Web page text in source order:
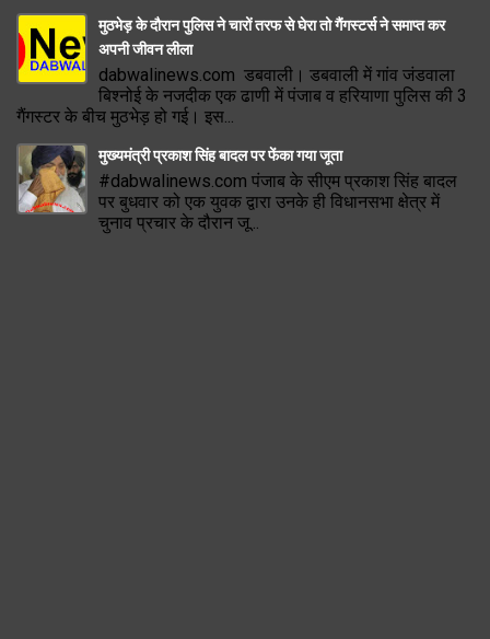
मुठभेड़ के दौरान पुलिस ने चारों तरफ से घेरा तो गैंगस्टर्स ने समाप्त कर
अपनी जीवन लीला
dabwalinews.com डबवाली। डबवाली में गांव जंडवाला
बिश्नोई के नजदीक एक ढाणी में पंजाब व हरियाणा पुलिस की 3
गैंगस्टर के बीच मुठभेड़ हो गई। इस...
मुख्यमंत्री प्रकाश सिंह बादल पर फेंका गया जूता
#dabwalinews.com पंजाब के सीएम प्रकाश सिंह बादल
पर बुधवार को एक युवक द्वारा उनके ही विधानसभा क्षेत्र में
चुनाव प्रचार के दौरान जू...